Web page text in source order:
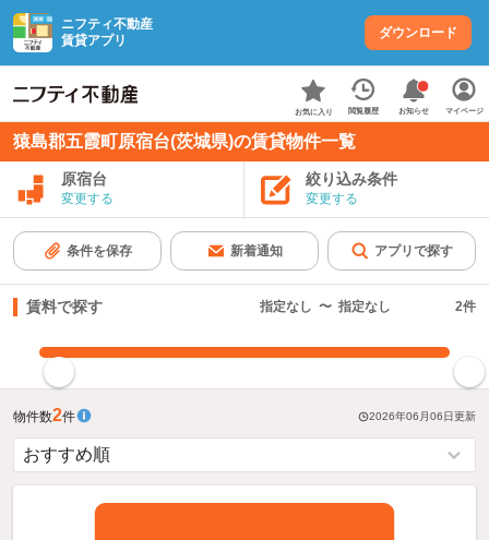
ニフティ不動産
賃貸アプリ
ダウンロード
お気に入り 閲覧履歴 お知らせ マイページ
猿島郡五霞町原宿台(茨城県)の賃貸物件一覧
原宿台
変更する
絞り込み条件
変更する
条件を保存 新着通知 アプリで探す
賃料で探す 指定なし 〜 指定なし 2件
物件数2件 2026年06月06日更新